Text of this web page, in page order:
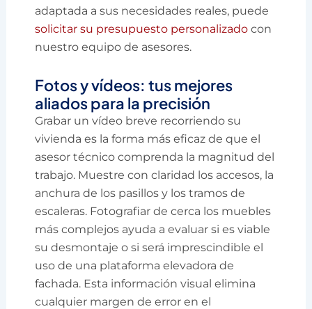
adaptada a sus necesidades reales, puede
solicitar su presupuesto personalizado con
nuestro equipo de asesores.
Fotos y vídeos: tus mejores
aliados para la precisión
Grabar un vídeo breve recorriendo su
vivienda es la forma más eficaz de que el
asesor técnico comprenda la magnitud del
trabajo. Muestre con claridad los accesos, la
anchura de los pasillos y los tramos de
escaleras. Fotografiar de cerca los muebles
más complejos ayuda a evaluar si es viable
su desmontaje o si será imprescindible el
uso de una plataforma elevadora de
fachada. Esta información visual elimina
cualquier margen de error en el